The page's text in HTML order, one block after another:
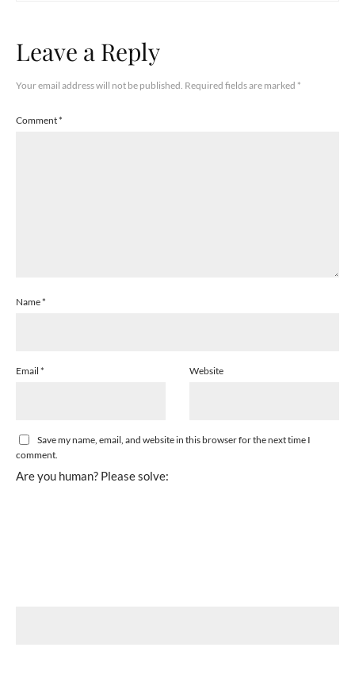
Leave a Reply
Your email address will not be published. Required fields are marked *
Comment*
Name*
Email * Website
Save my name, email, and website in this browser for the next time I
comment.
Are you human? Please solve: